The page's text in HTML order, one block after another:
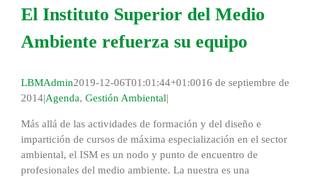
El Instituto Superior del Medio
Ambiente refuerza su equipo
LBMAdmin2019-12-06T01:01:44+01:0016 de septiembre de
2014|Agenda, Gestión Ambiental|
Más allá de las actividades de formación y del diseño e
impartición de cursos de máxima especialización en el sector
ambiental, el ISM es un nodo y punto de encuentro de
profesionales del medio ambiente. La nuestra es una